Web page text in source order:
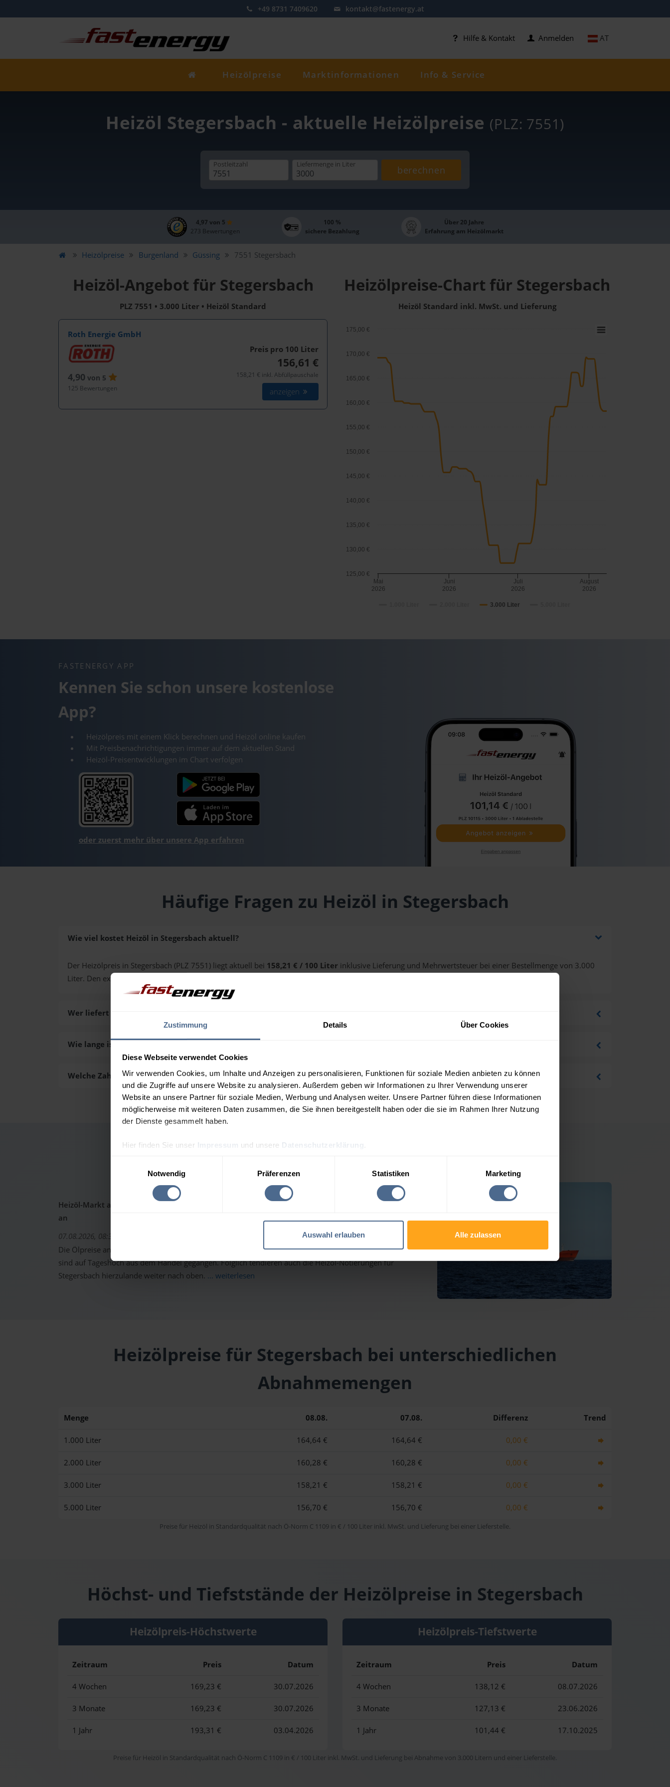
Zustimmung Details Über Cookies
Diese Webseite verwendet Cookies
Wir verwenden Cookies, um Inhalte und Anzeigen zu personalisieren, Funktionen für soziale Medien anbieten zu können
und die Zugriffe auf unsere Website zu analysieren. Außerdem geben wir Informationen zu Ihrer Verwendung unserer
Website an unsere Partner für soziale Medien, Werbung und Analysen weiter. Unsere Partner führen diese Informationen
möglicherweise mit weiteren Daten zusammen, die Sie ihnen bereitgestellt haben oder die sie im Rahmen Ihrer Nutzung
der Dienste gesammelt haben.
Hier finden Sie unser Impressum und unsere Datenschutzerklärung
Notwendig
Präferenzen Statistiken Marketing
Auswahl erlauben Alle zulassen
+49 8731 7409620 kontakt@fastenergy.at
AT
Hilfe & Kontakt Anmelden
Heizölpreise Marktinformationen Info & Service
Heizöl Stegersbach - aktuelle Heizölpreise (PLZ: 7551)
Postleitzahl Liefermenge in Liter berechnen
4,97 von 5
273 Bewertungen
100 %
sichere Bezahlung
Über 20 Jahre
Erfahrung am Heizölmarkt
Heizölpreise Burgenland Güssing 7551 Stegersbach
Heizöl-Angebot für Stegersbach
PLZ 7551 • 3.000 Liter • Heizöl Standard
Roth Energie GmbH
4,90 von 5
125 Bewertungen
Preis pro 100 Liter
156,61 €
158,21 € inkl. Abfüllpauschale
anzeigen
Heizölpreise-Chart für Stegersbach
Heizöl Standard inkl. MwSt. und Lieferung
3.000 Liter
Mai
2026
Juni
2026
Juli
2026
August
2026
125,00 €
130,00 €
135,00 €
140,00 €
145,00 €
150,00 €
155,00 €
160,00 €
165,00 €
170,00 €
175,00 €
FASTENERGY APP
Kennen Sie schon unsere kostenlose
App?
Heizölpreis mit einem Klick berechnen und Heizöl online kaufen
Mit Preisbenachrichtigungen immer auf dem aktuellen Stand
Heizöl-Preisentwicklungen im Chart verfolgen
oder zuerst mehr über unsere App erfahren
Häufige Fragen zu Heizöl in Stegersbach
Wie viel kostet Heizöl in Stegersbach aktuell?
Der Heizölpreis in Stegersbach (PLZ 7551) liegt aktuell bei 158,21 € / 100 Liter inklusive Lieferung und Mehrwertsteuer bei einer Bestellmenge von 3.000
Liter. Den exakten Preis für Ihre Wunschmenge erhalten Sie über unseren
Wer liefert das Heizöl in Stegersbach aus?
Wie lange ist die Lieferzeit des Heizöls in Stegersbach?
Welche Zahlungsarten gibt es?
Heizöl-Markt aktuell: Ölpreise schon wieder auf dem Weg nach oben - Heizölpreise ziehen ebenfalls
an
07.08.2026, 08:37 Uhr
Die Ölpreise an den internationalen Warenterminmärkten haben gestern weiter deutlich zugelegt und
sind auf Tageshoch aus dem Handel gegangen. Folglich tendieren auch die Heizöl-Notierungen für
Stegersbach hierzulande weiter nach oben. ... weiterlesen
Heizölpreise für Stegersbach bei unterschiedlichen
Abnahmemengen
Menge 08.08. 07.08. Differenz Trend
1.000 Liter 164,64 € 164,64 € 0,00 €
2.000 Liter 160,28 € 160,28 € 0,00 €
3.000 Liter 158,21 € 158,21 € 0,00 €
5.000 Liter 156,70 € 156,70 € 0,00 €
Preise für Heizöl in Standardqualität nach Ö-Norm C 1109 in € / 100 Liter inkl. MwSt. und Lieferung bei einer Lieferstelle.
Höchst- und Tiefststände der Heizölpreise in Stegersbach
Heizölpreis-Höchstwerte
Zeitraum Preis Datum
4 Wochen 169,23 € 30.07.2026
3 Monate 169,23 € 30.07.2026
1 Jahr 193,31 € 03.04.2026
Heizölpreis-Tiefstwerte
Zeitraum Preis Datum
4 Wochen 138,12 € 08.07.2026
3 Monate 127,13 € 23.06.2026
1 Jahr 101,44 € 17.10.2025
Preise für Heizöl in Standardqualität nach Ö-Norm C 1109 in € / 100 Liter inkl. MwSt. und Lieferung bei Abnahme von 3.000 Litern und einer Lieferstelle.